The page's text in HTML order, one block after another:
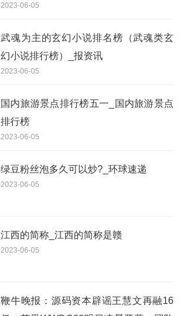
试验相关工作
2023-06-05
武魂为主的玄幻小说排名榜（武魂类玄
幻小说排行榜）_报资讯
2023-06-05
国内旅游景点排行榜五一_国内旅游景点
排行榜
2023-06-05
绿豆粉丝泡多久可以炒?_环球速递
2023-06-05
江西的简称_江西的简称是赣
2023-06-05
鞭牛晚报：源码资本辟谣王慧文再融16